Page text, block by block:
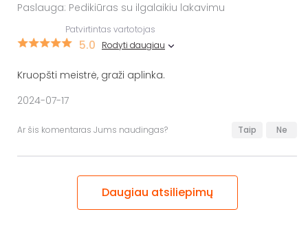
Paslauga: Pedikiūras su ilgalaikiu lakavimu
Patvirtintas vartotojas
5.0 Rodyti daugiau
Kruopšti meistrė, graži aplinka.
2024-07-17
Ar šis komentaras Jums naudingas? Taip Ne
Daugiau atsiliepimų